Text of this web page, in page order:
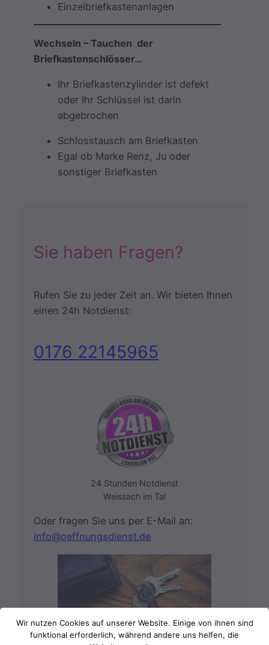
Einzelbriefkastenanlagen
Wechseln – Tauchen der
Briefkastenschlösser…
Ihr Briefkastenzylinder ist defekt
oder Ihr Schlüssel ist darin
abgebrochen
Schlosstausch am Briefkasten
Egal ob Marke Renz, Ju oder
sonstiger Briefkasten
Sie haben Fragen?
Rufen Sie zu jeder Zeit an. Wir bieten Ihnen
einen 24h Notdienst:
0176 22145965
24 Stunden Notdienst
Weissach im Tal
Oder fragen Sie uns per E-Mail an:
info@oeffnungsdienst.de
Wir nutzen Cookies auf unserer Website. Einige von ihnen sind
funktional erforderlich, während andere uns helfen, die